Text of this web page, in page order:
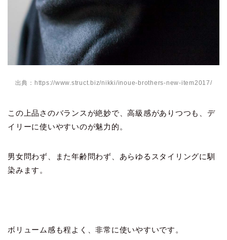
出典：https://www.struct.biz/nikki/inoue-brothers-new-item2017/
この上品さのバランスが絶妙で、高級感がありつつも、デ
イリーに使いやすいのが魅力的。
男女問わず、また年齢問わず、あらゆるスタイリングに馴
染みます。
ボリューム感も程よく、非常に使いやすいです。